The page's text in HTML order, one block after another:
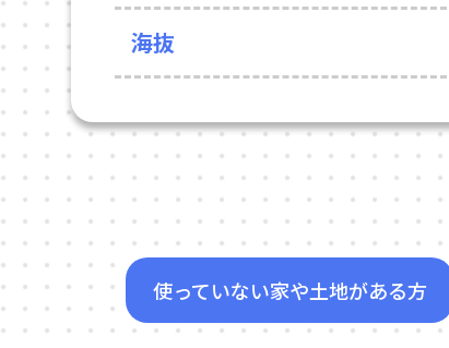
海抜
使っていない家や土地がある方